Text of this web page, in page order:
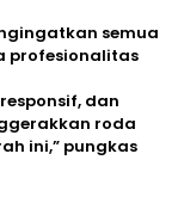
semua
profesionalitas
dan
roda
ini,” pungkas